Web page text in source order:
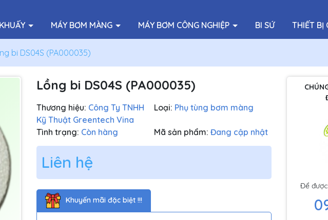
MÁY BƠM MÀNG MÁY BƠM CÔNG NGHIỆP BI SỨ THIẾT BỊ
bi DS04S (PA000035)
Lồng bi DS04S (PA000035)
Thương hiệu: Công Ty TNHH
Kỹ Thuật Greentech Vina
Loại: Phụ tùng bơm màng
Tình trạng: Còn hàng Mã sản phẩm: Đang cập nhật
Liên hệ
Khuyến mãi đặc biệt !!!
Để